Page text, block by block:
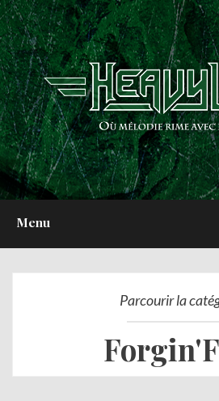
Menu
ACCUEIL
NEWS
CHRONIQUES
INTERVIEWS
REPORTS
A PROPOS
Parcourir la